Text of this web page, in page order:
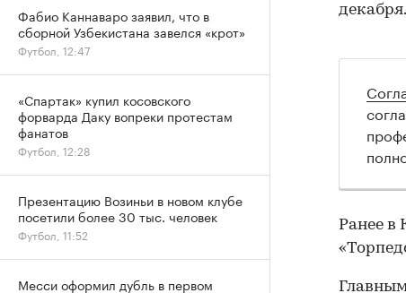
Ранее в
Фабио Каннаваро заявил, что в
сборной Узбекистана завелся «крот»
Футбол, 12:47
«Спартак» купил косовского
форварда Даку вопреки протестам
фанатов
Футбол, 12:28
Презентацию Возиньи в новом клубе
посетили более 30 тыс. человек
Футбол, 11:52
Месси оформил дубль в первом